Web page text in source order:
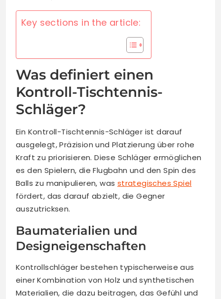
Key sections in the article:
Was definiert einen
Kontroll-Tischtennis-
Schläger?
Ein Kontroll-Tischtennis-Schläger ist darauf
ausgelegt, Präzision und Platzierung über rohe
Kraft zu priorisieren. Diese Schläger ermöglichen
es den Spielern, die Flugbahn und den Spin des
Balls zu manipulieren, was strategisches Spiel
fördert, das darauf abzielt, die Gegner
auszutricksen.
Baumaterialien und
Designeigenschaften
Kontrollschläger bestehen typischerweise aus
einer Kombination von Holz und synthetischen
Materialien, die dazu beitragen, das Gefühl und